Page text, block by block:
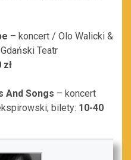
– koncert / Olo Walicki &
Teatr
zł
And Songs – koncert
bilety: 10-40